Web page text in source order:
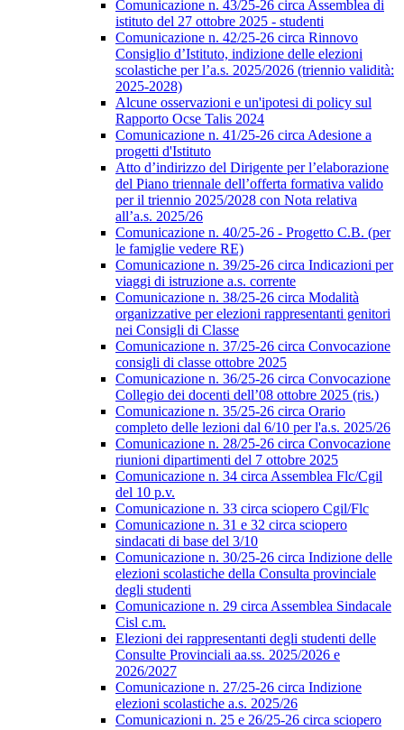
Comunicazione n. 43/25-26 circa Assemblea di
istituto del 27 ottobre 2025 - studenti
Comunicazione n. 42/25-26 circa Rinnovo
Consiglio d’Istituto, indizione delle elezioni
scolastiche per l’a.s. 2025/2026 (triennio validità:
2025-2028)
Alcune osservazioni e un'ipotesi di policy sul
Rapporto Ocse Talis 2024
Comunicazione n. 41/25-26 circa Adesione a
progetti d'Istituto
Atto d’indirizzo del Dirigente per l’elaborazione
del Piano triennale dell’offerta formativa valido
per il triennio 2025/2028 con Nota relativa
all’a.s. 2025/26
Comunicazione n. 40/25-26 - Progetto C.B. (per
le famiglie vedere RE)
Comunicazione n. 39/25-26 circa Indicazioni per
viaggi di istruzione a.s. corrente
Comunicazione n. 38/25-26 circa Modalità
organizzative per elezioni rappresentanti genitori
nei Consigli di Classe
Comunicazione n. 37/25-26 circa Convocazione
consigli di classe ottobre 2025
Comunicazione n. 36/25-26 circa Convocazione
Collegio dei docenti dell’08 ottobre 2025 (ris.)
Comunicazione n. 35/25-26 circa Orario
completo delle lezioni dal 6/10 per l'a.s. 2025/26
Comunicazione n. 28/25-26 circa Convocazione
riunioni dipartimenti del 7 ottobre 2025
Comunicazione n. 34 circa Assemblea Flc/Cgil
del 10 p.v.
Comunicazione n. 33 circa sciopero Cgil/Flc
Comunicazione n. 31 e 32 circa sciopero
sindacati di base del 3/10
Comunicazione n. 30/25-26 circa Indizione delle
elezioni scolastiche della Consulta provinciale
degli studenti
Comunicazione n. 29 circa Assemblea Sindacale
Cisl c.m.
Elezioni dei rappresentanti degli studenti delle
Consulte Provinciali aa.ss. 2025/2026 e
2026/2027
Comunicazione n. 27/25-26 circa Indizione
elezioni scolastiche a.s. 2025/26
Comunicazioni n. 25 e 26/25-26 circa sciopero